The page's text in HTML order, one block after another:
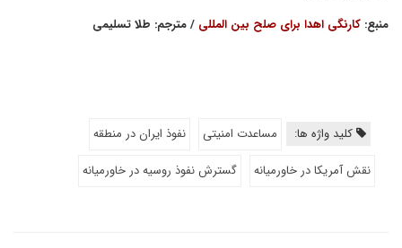
منبع: کارنگی اهدا برای صلح بین المللی / مترجم: طلا تسلیمی
کلید واژه ها: مساعدت امنیتی
نفوذ ایران در منطقه
نقش آمریکا در خاورمیانه
گسترش نفوذ روسیه در خاورمیانه